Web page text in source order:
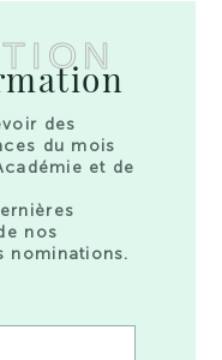
des
du mois
et de
nos
nominations.